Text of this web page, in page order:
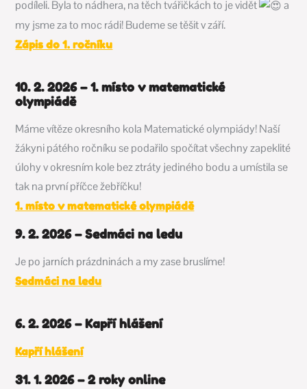
podíleli. Byla to nádhera, na těch tvářičkách to je vidět
a
my jsme za to moc rádi! Budeme se těšit v září.
Zápis do 1. ročníku
10. 2. 2026 – 1. místo v matematické
olympiádě
Máme vítěze okresního kola Matematické olympiády! Naší
žákyni pátého ročníku se podařilo spočítat všechny zapeklité
úlohy v okresním kole bez ztráty jediného bodu a umístila se
tak na první příčce žebříčku!
1. místo v matematické olympiádě
9. 2. 2026 – Sedmáci na ledu
Je po jarních prázdninách a my zase bruslíme!
Sedmáci na ledu
6. 2. 2026 – Kapří hlášení
Kapří hlášení
31. 1. 2026 – 2 roky online